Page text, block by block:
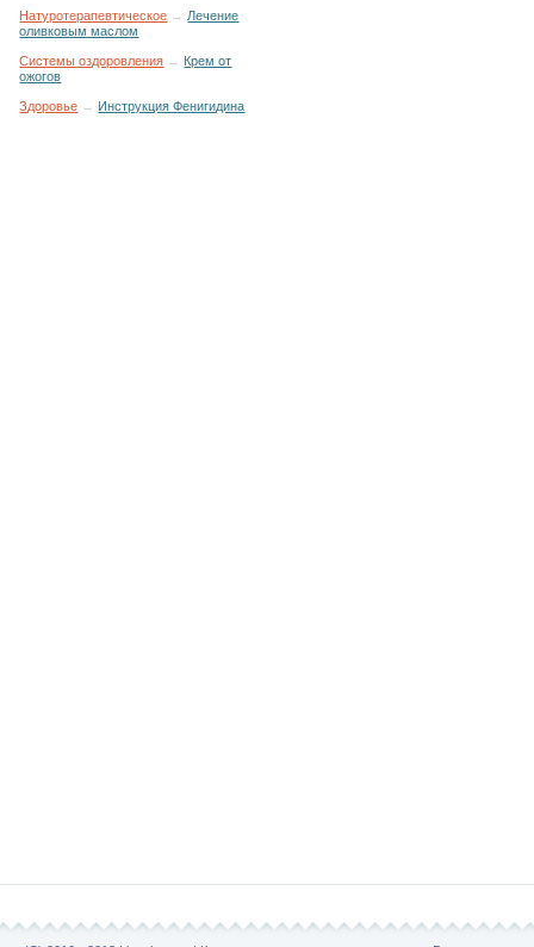
Натуротерапевтическое → Лечение
оливковым маслом
Системы оздоровления → Крем от
ожогов
Здоровье → Инструкция Фенигидина